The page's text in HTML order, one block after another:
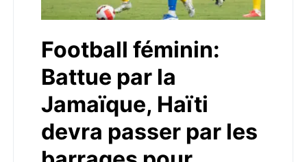
Football féminin:
Battue par la
Jamaïque, Haïti
devra passer par les